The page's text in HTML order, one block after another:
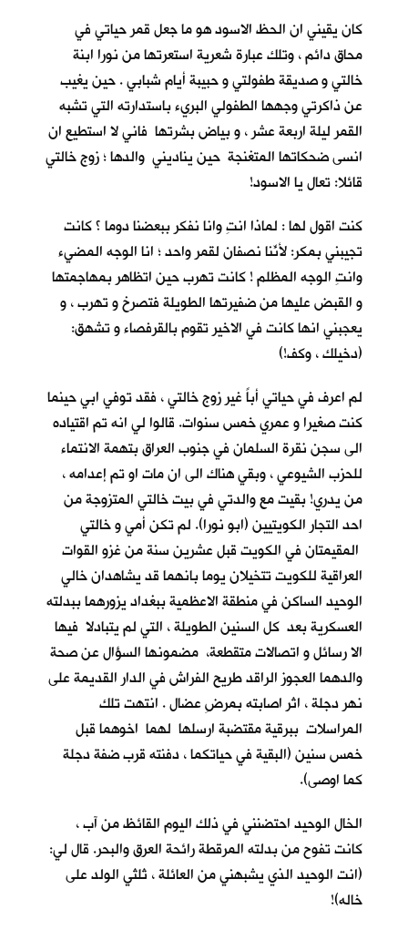
كان يقيني ان الحظ الاسود هو ما جعل قمر حياتي في
محاق دائم ، وتلك عبارة شعرية استعرتها من نورا ابنة
خالتي و صديقة طفولتي و حبيبة أيام شبابي . حين يغيب
عن ذاكرتي وجهها الطفولي البريء باستدارته التي تشبه
القمر ليلة اربعة عشر ، و بياض بشرتها فاني لا استطيع ان
انسى ضحكاتها المتغنجة حين يناديني والدها ؛ زوج خالتي
قائلا: تعال يا الاسود!
كنت اقول لها : لماذا انتِ وانا نفكر ببعضنا دوما ؟ كانت
تجيبني بمكر: لأنّنا نصفانِ لقمر واحد ؛ انا الوجه المضيء
وانتِ الوجه المظلم ! كانت تهرب حين اتظاهر بمهاجمتها
و القبض عليها من ضفيرتها الطويلة فتصرخ و تهرب ، و
يعجبني انها كانت في الاخير تقوم بالقرفصاء و تشهق:
(دخيلك ، وكف!)
لم اعرف في حياتي أباً غير زوج خالتي ، فقد توفي ابي حينما
كنت صغيرا و عمري خمس سنوات. قالوا لي انه تم اقتياده
الى سجن نقرة السلمان في جنوب العراق بتهمة الانتماء
للحزب الشيوعي ، وبقي هناك الى ان مات او تم إعدامه ،
من يدري! بقيت مع والدتي في بيت خالتي المتزوجة من
احد التجار الكويتيين (ابو نورا). لم تكن أمي و خالتي
المقيمتان في الكويت قبل عشرين سنة من غزو القوات
العراقية للكويت تتخيلان يوما بانهما قد يشاهدان خالي
الوحيد الساكن في منطقة الاعظمية ببغداد يزورهما ببدلته
العسكرية بعد كل السنين الطويلة ، التي لم يتبادلا فيها
الا رسائل و اتصالات متقطعة، مضمونها السؤال عن صحة
والدهما العجوز الراقد طريح الفراش في الدار القديمة على
نهر دجلة ، اثر اصابته بمرضِ عضال . انتهت تلك
المراسلات ببرقية مقتضبة ارسلها لهما اخوهما قبل
خمس سنين (البقية في حياتكما ، دفنته قرب ضفة دجلة
كما اوصى).
الخال الوحيد احتضنني في ذلك اليوم القائظ من آب ،
كانت تفوح من بدلته المرقطة رائحة العرق والبحر. قال لي:
(انت الوحيد الذي يشبهني من العائلة ، ثلثي الولد على
خاله)!